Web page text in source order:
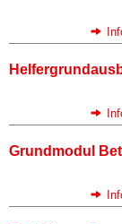
Grundmodul